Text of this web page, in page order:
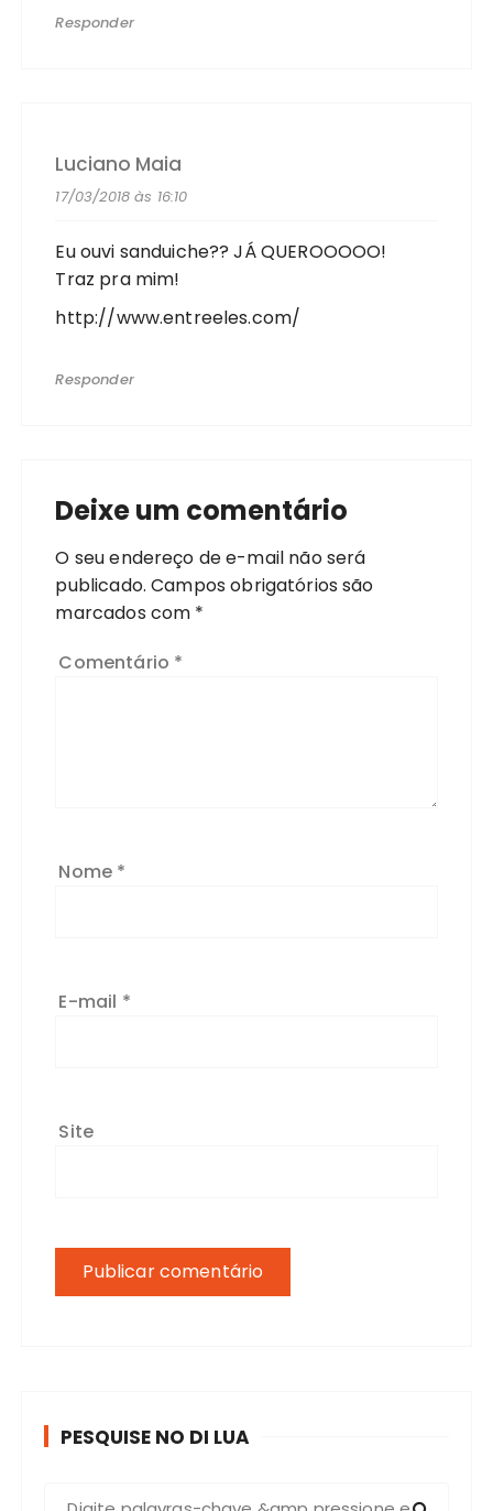
Responder
Luciano Maia
17/03/2018 às 16:10
Eu ouvi sanduiche?? JÁ QUEROOOOO!
Traz pra mim!
http://www.entreeles.com/
Responder
Deixe um comentário
O seu endereço de e-mail não será
publicado. Campos obrigatórios são
marcados com *
Comentário *
Nome *
E-mail *
Site
PESQUISE NO DI LUA